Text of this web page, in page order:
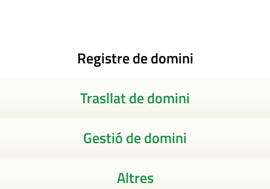
Registre de domini
Trasllat de domini
Gestió de domini
Altres